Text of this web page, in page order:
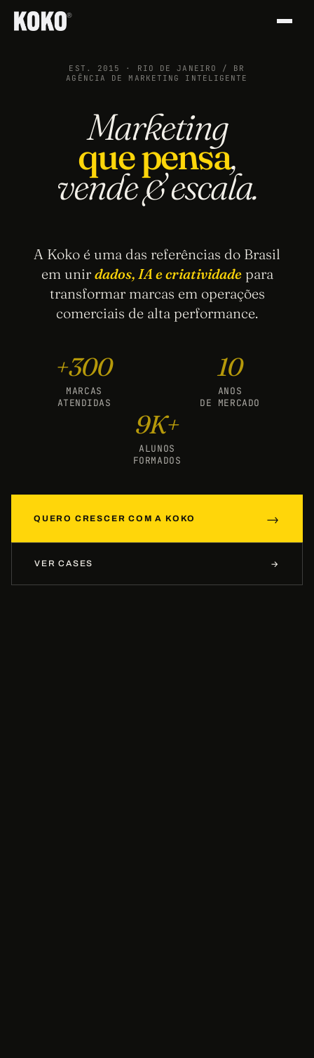
®
Preencha o formulário e a gente entra em
MOTIVO DO CONTATO *
EMPRESA / ORGANIZAÇÃO *
ENVIAR MENSAGEM
EST. 2015 · RIO DE JANEIRO / BR
AGÊNCIA DE MARKETING INTELIGENTE
Marketing
que pensa,
vende & escala.
A Koko é uma das referências do Brasil
em unir dados, IA e criatividadepara
transformar marcas em operações
comerciais de alta performance.
+300
MARCAS
ATENDIDAS
10
ANOS
DE MERCADO
9K+
ALUNOS
FORMADOS
QUERO CRESCER COM A KOKO →
VER CASES →